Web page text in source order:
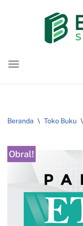
konten
Beranda \ Toko Buku \
Obral!